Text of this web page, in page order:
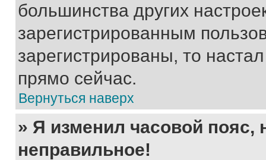
большинства других
зарегистрированным
зарегистрированы, то
прямо сейчас.
Вернуться наверх
» Я изменил часовой пояс,
неправильное!